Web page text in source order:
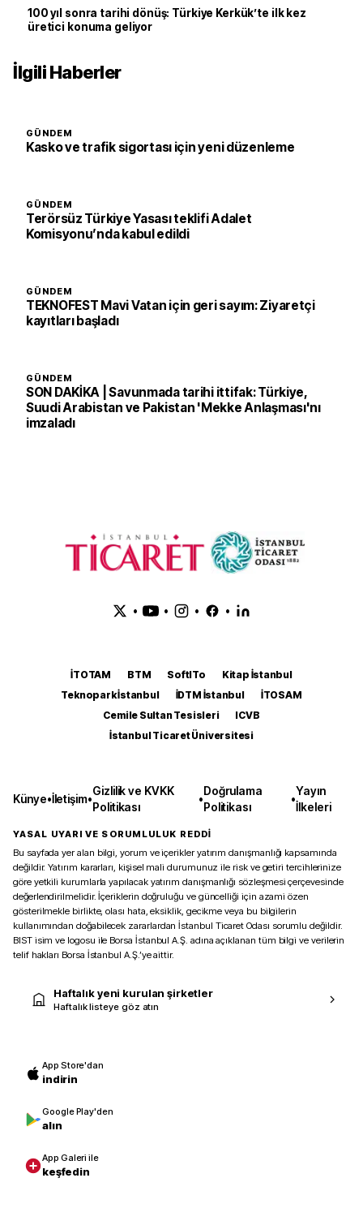
100 yıl sonra tarihi dönüş: Türkiye Kerkük’te ilk kez
üretici konuma geliyor
İlgili Haberler
GÜNDEM
Kasko ve trafik sigortası için yeni düzenleme
GÜNDEM
Terörsüz Türkiye Yasası teklifi Adalet
Komisyonu’nda kabul edildi
GÜNDEM
TEKNOFEST Mavi Vatan için geri sayım: Ziyaretçi
kayıtları başladı
GÜNDEM
SON DAKİKA | Savunmada tarihi ittifak: Türkiye,
Suudi Arabistan ve Pakistan 'Mekke Anlaşması'nı
imzaladı
• • • •
İTOTAM BTM SoftITo
Kitap İstanbul
Teknopark İstanbul
İDTM İstanbul
İTOSAM
Cemile Sultan Tesisleri
ICVB
İstanbul Ticaret Üniversitesi
Künye•İletişim•
Gizlilik ve KVKK
Politikası
•
Doğrulama
Politikası
•
Yayın
İlkeleri
YASAL UYARI VE SORUMLULUK REDDİ
Bu sayfada yer alan bilgi, yorum ve içerikler yatırım danışmanlığı kapsamında
değildir. Yatırım kararları, kişisel mali durumunuz ile risk ve getiri tercihlerinize
göre yetkili kurumlarla yapılacak yatırım danışmanlığı sözleşmesi çerçevesinde
değerlendirilmelidir. İçeriklerin doğruluğu ve güncelliği için azami özen
gösterilmekle birlikte, olası hata, eksiklik, gecikme veya bu bilgilerin
kullanımından doğabilecek zararlardan İstanbul Ticaret Odası sorumlu değildir.
BIST isim ve logosu ile Borsa İstanbul A.Ş. adına açıklanan tüm bilgi ve verilerin
telif hakları Borsa İstanbul A.Ş.’ye aittir.
Haftalık yeni kurulan şirketler
Haftalık listeye göz atın
App Store'dan
indirin
Google Play'den
alın
App Galeri ile
keşfedin